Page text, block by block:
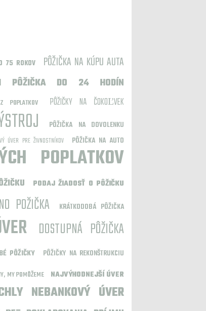
75 ROKOV PÔŽIČKA NA KÚPU AUTA
PÔŽIČKA DO 24 HODÍN
POPLATKOV
PÔŽIČKY NA ČOKOĽVEK
PÔŽIČKA NA DOVOLENKU
ÚVER PRE ŽIVNOSTNÍKOV PÔŽIČKA NA AUTO
POPLATKOV
PODAJ ŽIADOSŤ O PÔŽIČKU
POŽIČKA KRÁTKODOBÁ PÔŽIČKA
DOSTUPNÁ PÔŽIČKA
PÔŽIČKY PÔŽIČKY NA REKONŠTRUKCIU
MY POMÔŽEME NAJVÝHODNEJŠÍ ÚVER
NEBANKOVÝ ÚVER